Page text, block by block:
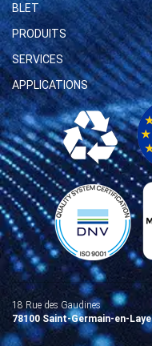
BLET
PRODUITS
SERVICES
APPLICATIONS
18 Rue des Gaudines
78100 Saint-Germain-en-Laye